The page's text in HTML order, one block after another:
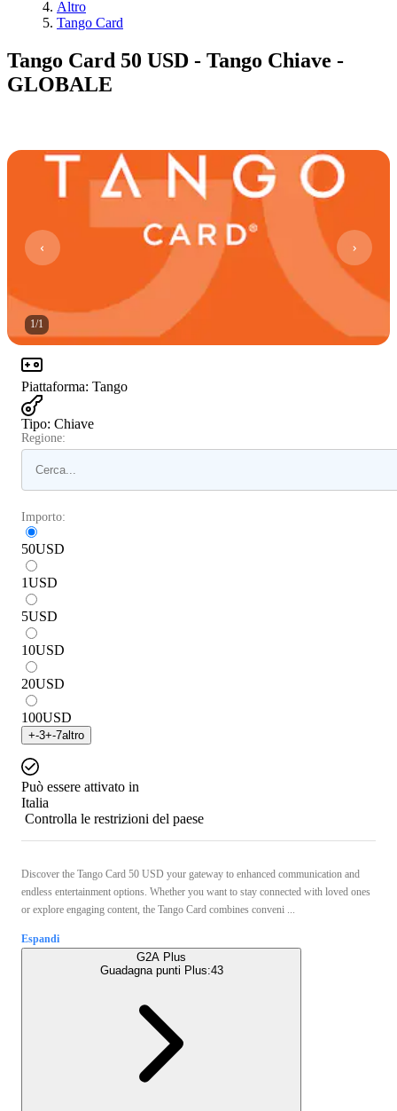
Altro
Tango Card
Tango Card 50 USD - Tango Chiave -
GLOBALE
1/1
Piattaforma: Tango
Tipo: Chiave
Regione:
Importo:
50USD
1USD
5USD
10USD
20USD
100USD
+-3+-7altro
Può essere attivato in
Italia
Controlla le restrizioni del paese
Discover the Tango Card 50 USD your gateway to enhanced communication and
endless entertainment options. Whether you want to stay connected with loved ones
or explore engaging content, the Tango Card combines conveni ...
Espandi
G2A Plus
Guadagna punti Plus:43